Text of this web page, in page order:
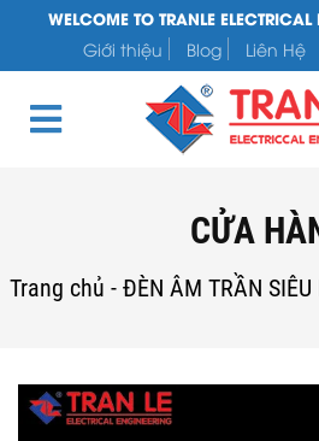
WELCOME TO TRANLE
Giới thiệu
Blog Liên Hệ
CỬA
Trang chủ - ĐÈN ÂM TRẦN